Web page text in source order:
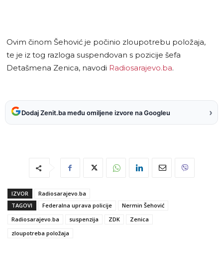
Ovim činom Šehović je počinio zloupotrebu položaja,
te je iz tog razloga suspendovan s pozicije šefa
Detašmena Zenica, navodi Radiosarajevo.ba.
Dodaj Zenit.ba među omiljene izvore na Googleu ›
IZVOR
Radiosarajevo.ba
TAGOVI
Federalna uprava policije
Nermin Šehović
Radiosarajevo.ba
suspenzija ZDK
Zenica
zloupotreba položaja